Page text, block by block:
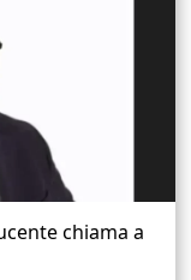
chiama a